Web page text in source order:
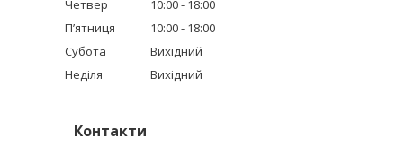
Четвер
10:00
18:00
Пʼятниця
10:00
18:00
Субота
Вихідний
Неділя
Вихідний
Контакти